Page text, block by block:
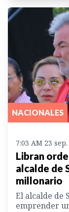
NACIONALES
7:03 AM 23
Libran
alcalde de
millonario
El alcalde de
emprender